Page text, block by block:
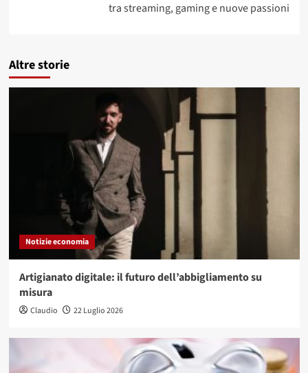
tra streaming, gaming e nuove passioni
Altre storie
Notizie economia
Artigianato digitale: il futuro dell’abbigliamento su
misura
Claudio 22 Luglio 2026